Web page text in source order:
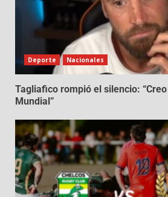
Deporte Nacionales
Tagliafico rompió el silencio:
Mundial”